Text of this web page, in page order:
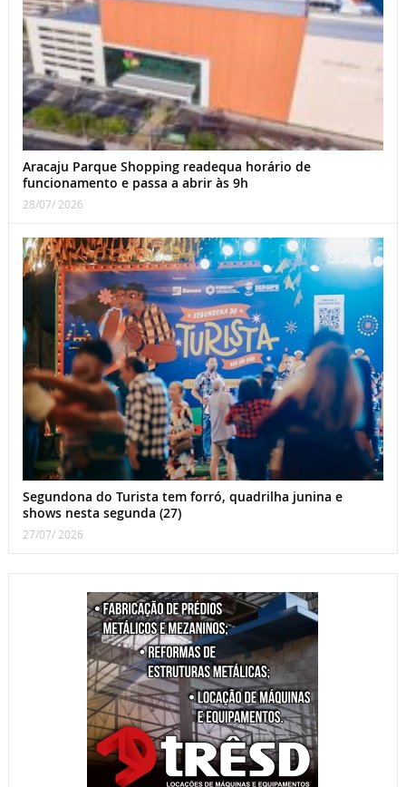
Aracaju Parque Shopping readequa horário de
funcionamento e passa a abrir às 9h
28/07/ 2026
Segundona do Turista tem forró, quadrilha junina e
shows nesta segunda (27)
27/07/ 2026